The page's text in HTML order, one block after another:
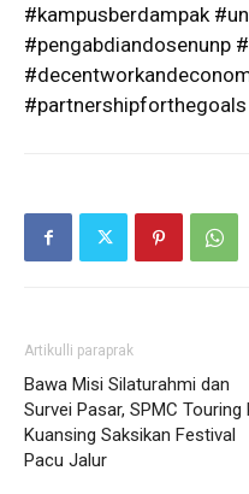
#kampusberdampak
#pengabdiandosenunp
#partnershipforthegoals
Artikulli paraprak
Bawa Misi Silaturahmi dan
Survei Pasar, SPMC Touring
Kuansing Saksikan Festival
Pacu Jalur